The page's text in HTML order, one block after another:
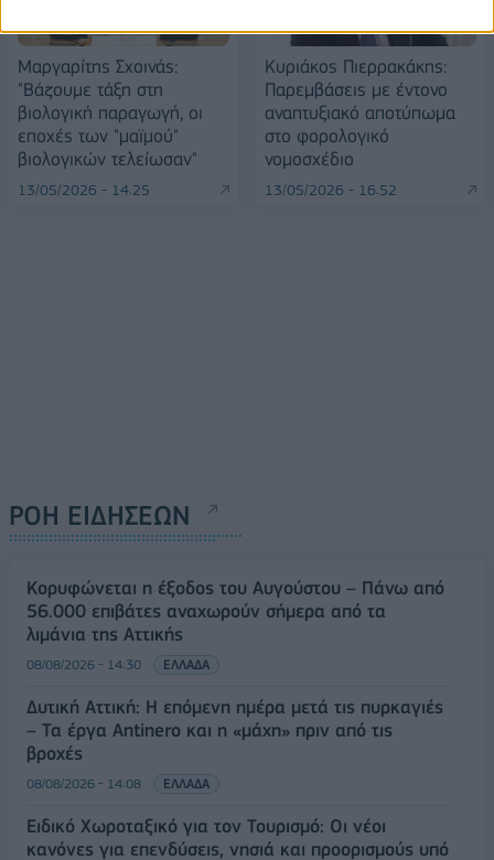
Μαργαρίτης Σχοινάς:
"Βάζουμε τάξη στη
βιολογική παραγωγή, οι
εποχές των "μαϊμού"
βιολογικών τελείωσαν"
13/05/2026 - 14:25
Κυριάκος Πιερρακάκης:
Παρεμβάσεις με έντονο
αναπτυξιακό αποτύπωμα
στο φορολογικό
νομοσχέδιο
13/05/2026 - 16:52
ΡΟΗ ΕΙΔΗΣΕΩΝ
Κορυφώνεται η έξοδος του Αυγούστου – Πάνω από
56.000 επιβάτες αναχωρούν σήμερα από τα
λιμάνια της Αττικής
08/08/2026 - 14:30 ΕΛΛΑΔΑ
Δυτική Αττική: Η επόμενη ημέρα μετά τις πυρκαγιές
– Τα έργα Antinero και η «μάχη» πριν από τις
βροχές
08/08/2026 - 14:08 ΕΛΛΑΔΑ
Ειδικό Χωροταξικό για τον Τουρισμό: Οι νέοι
κανόνες για επενδύσεις, νησιά και προορισμούς υπό